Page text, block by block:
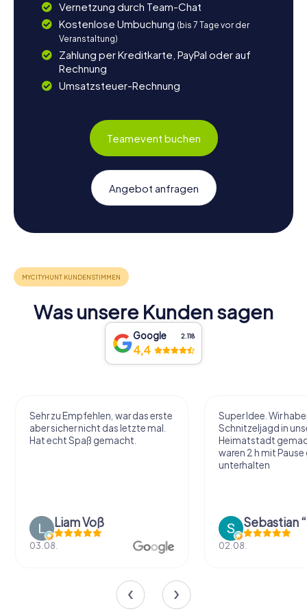
Vernetzung durch Team-Chat
Kostenlose Umbuchung (bis 7 Tage vor der
Veranstaltung)
Zahlung per Kreditkarte, PayPal oder auf
Rechnung
Umsatzsteuer-Rechnung
Teamevent buchen
Angebot anfragen
Was unsere Kunden sagen
Google 2.118
4,4
Sehr zu Empfehlen, war das erste
aber sicher nicht das letzte mal.
Hat echt Spaß gemacht.
Liam Voß
03.08.
Super Idee. Wir
Schnitzeljagd in
Heimatstadt
waren 2 h mit
unterhalten
02.08.